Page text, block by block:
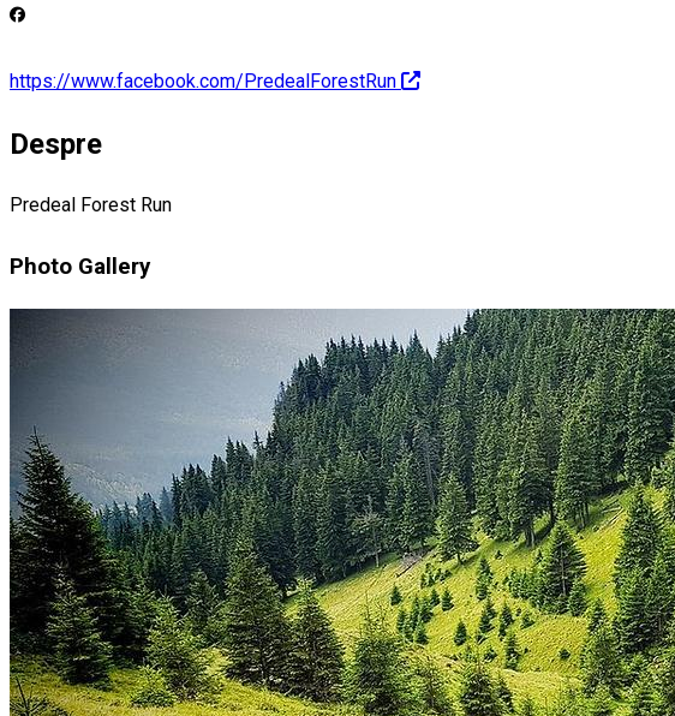
https://www.facebook.com/PredealForestRun
Despre
Predeal Forest Run
Photo Gallery